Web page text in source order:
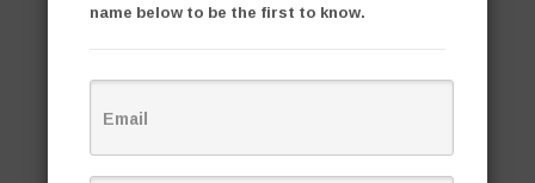
name below to be the first to know.